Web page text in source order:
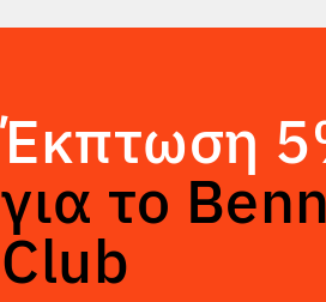
Έκπτωση
για το
Club